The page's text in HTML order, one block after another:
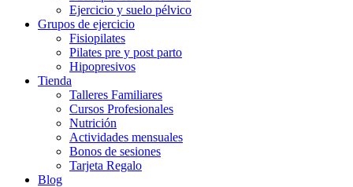
Ejercicio y suelo pélvico
Grupos de ejercicio
Fisiopilates
Pilates pre y post parto
Hipopresivos
Tienda
Talleres Familiares
Cursos Profesionales
Nutrición
Actividades mensuales
Bonos de sesiones
Tarjeta Regalo
Blog